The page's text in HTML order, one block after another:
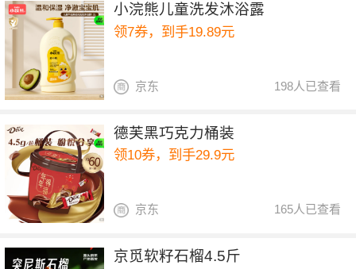
小浣熊儿童洗发沐浴露
领7券，到手19.89元
198人已查看
京东
德芙黑巧克力桶装
领10券，到手29.9元
165人已查看
京东
京觅软籽石榴4.5斤